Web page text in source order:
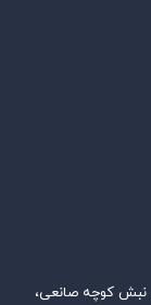
نبش کوچه صانعی،